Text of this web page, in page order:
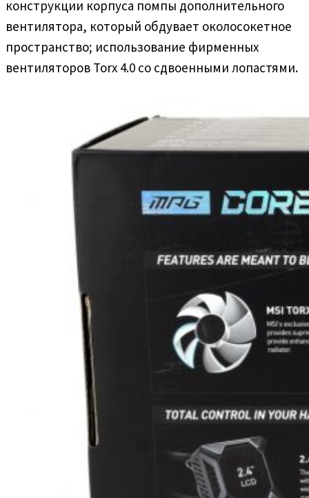
конструкции корпуса помпы дополнительного
вентилятора, который обдувает околосокетное
пространство; использование фирменных
вентиляторов Torx 4.0 со сдвоенными лопастями.